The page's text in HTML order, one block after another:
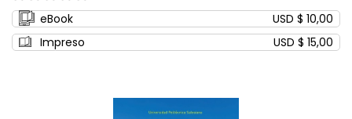
0%
eBook
USD $ 10,00
Impreso
USD $ 15,00